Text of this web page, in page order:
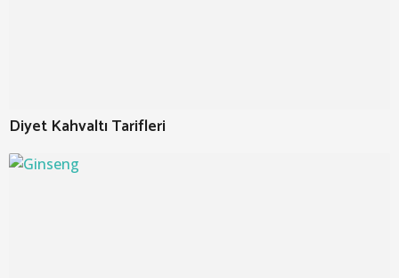
Diyet Kahvaltı Tarifleri